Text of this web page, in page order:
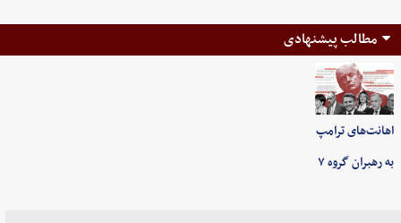
مطالب پیشنهادی
اهانت‌های ترامپ
به رهبران گروه ۷